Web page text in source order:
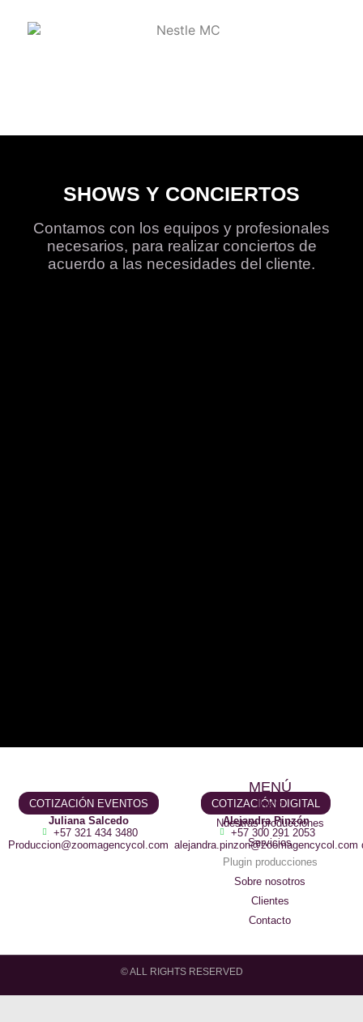
SHOWS Y CONCIERTOS
Contamos con los equipos y profesionales
necesarios, para realizar conciertos de
acuerdo a las necesidades del cliente.
MENÚ
Inicio
Nuestras producciones
Servicios
Plugin producciones
Sobre nosotros
Clientes
Contacto
COTIZACIÓN EVENTOS
Juliana Salcedo
+57 321 434 3480
Produccion@zoomagencycol.com
COTIZACIÓN DIGITAL
Alejandra Pinzón
+57 300 291 2053
alejandra.pinzon@zoomagencycol.com
© ALL RIGHTS RESERVED